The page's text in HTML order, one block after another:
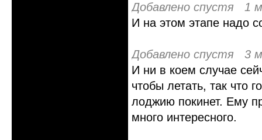
Добавлено спустя 1
И на этом этапе надо
Добавлено спустя 3
И ни в коем случае
чтобы летать, так что
лоджию покинет. Ему
много интересного.